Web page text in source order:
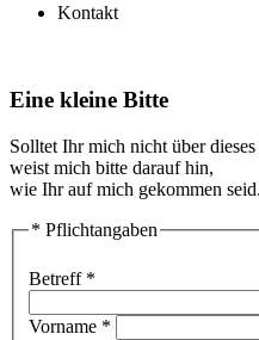
Kontakt
Eine kleine Bitte
Solltet Ihr mich nicht über
weist mich bitte darauf hin,
wie Ihr auf mich gekommen
* Pflichtangaben
Betreff *
Vorname *